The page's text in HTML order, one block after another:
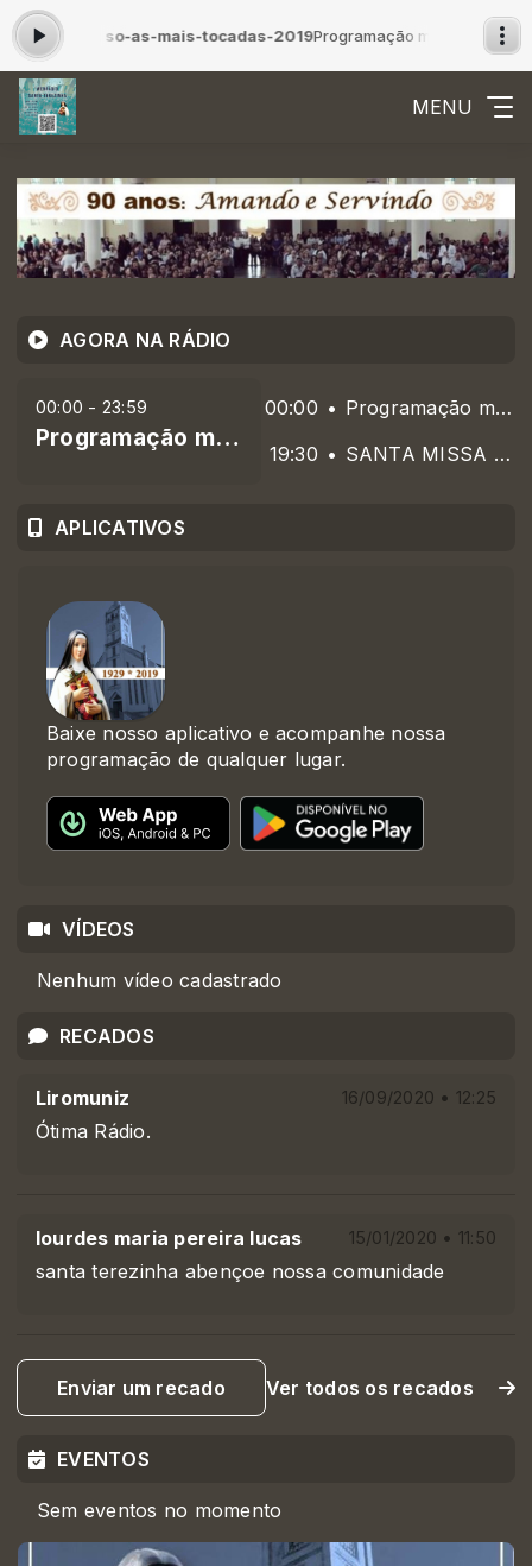
agora: so-as-mais-tocadas-2019Programação musical das
MENU
AGORA NA RÁDIO
00:00 - 23:59
Programação musical
00:00
Programação musical
19:30
SANTA MISSA - AO VIVO
APLICATIVOS
Baixe nosso aplicativo e acompanhe nossa
programação de qualquer lugar.
VÍDEOS
Nenhum vídeo cadastrado
RECADOS
Liromuniz 16/09/2020 • 12:25
Ótima Rádio.
lourdes maria pereira lucas 15/01/2020 • 11:50
santa terezinha abençoe nossa comunidade
Enviar um recado Ver todos os recados
EVENTOS
Sem eventos no momento